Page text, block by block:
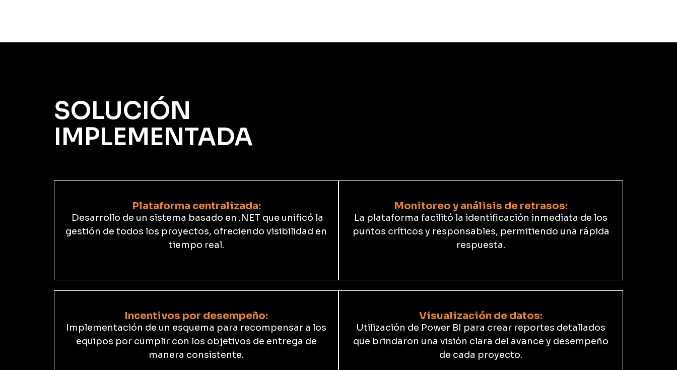
SOLUCIÓN
IMPLEMENTADA
Monitoreo y análisis de retrasos:
La plataforma facilitó la identificación inmediata de los
puntos críticos y responsables, permitiendo una rápida
respuesta.
Plataforma centralizada:
Desarrollo de un sistema basado en .NET que unificó la
gestión de todos los proyectos, ofreciendo visibilidad en
tiempo real.
Visualización de datos:
Utilización de Power BI para crear reportes detallados
que brindaron una visión clara del avance y desempeño
de cada proyecto.
Incentivos por desempeño:
Implementación de un esquema para recompensar a los
equipos por cumplir con los objetivos de entrega de
manera consistente.